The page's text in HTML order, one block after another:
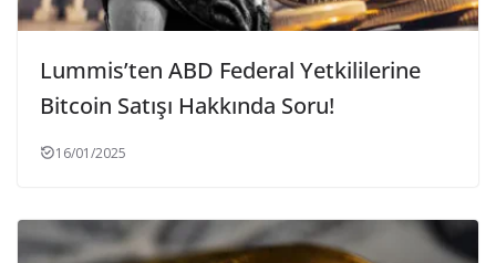
Lummis’ten ABD Federal Yetkililerine
Bitcoin Satışı Hakkında Soru!
16/01/2025